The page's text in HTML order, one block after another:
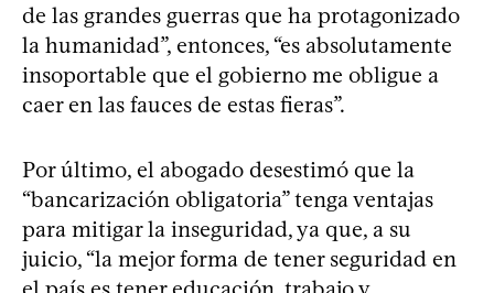
de las grandes guerras que ha protagonizado
la humanidad”, entonces, “es absolutamente
insoportable que el gobierno me obligue a
caer en las fauces de estas fieras”.
Por último, el abogado desestimó que la
“bancarización obligatoria” tenga ventajas
para mitigar la inseguridad, ya que, a su
juicio, “la mejor forma de tener seguridad en